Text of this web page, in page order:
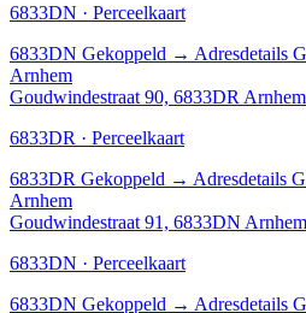
6833DN · Perceelkaart
6833DN Gekoppeld → Adresdetails
Arnhem
Goudwindestraat 90, 6833DR Arnhem
6833DR · Perceelkaart
6833DR Gekoppeld → Adresdetails
Arnhem
Goudwindestraat 91, 6833DN Arnhem
6833DN · Perceelkaart
6833DN Gekoppeld → Adresdetails